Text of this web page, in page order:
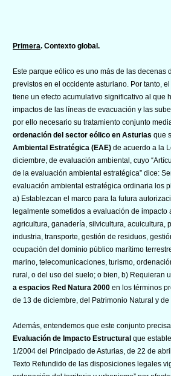
Primera. Contexto global.
Este parque eólico es uno más de las decenas
previstos en el occidente asturiano. Por tanto,
tiene un efecto acumulativo significativo al que
impactos de las líneas de evacuación y las
por ello necesario su tratamiento conjunto
ordenación del sector eólico en Asturias que
Ambiental Estratégica (EAE) de acuerdo a la
diciembre, de evaluación ambiental, cuyo
de la evaluación ambiental estratégica” dice:
evaluación ambiental estratégica ordinaria los
a) Establezcan el marco para la futura
legalmente sometidos a evaluación de impacto
agricultura, ganadería, silvicultura, acuicultura,
industria, transporte, gestión de residuos,
ocupación del dominio público marítimo
marino, telecomunicaciones, turismo,
rural, o del uso del suelo; o bien, b) Requieran
a espacios Red Natura 2000 en los términos
de 13 de diciembre, del Patrimonio Natural y de
Además, entendemos que este conjunto
Evaluación de Impacto Estructural que
1/2004 del Principado de Asturias, de 22 de
Texto Refundido de las disposiciones legales